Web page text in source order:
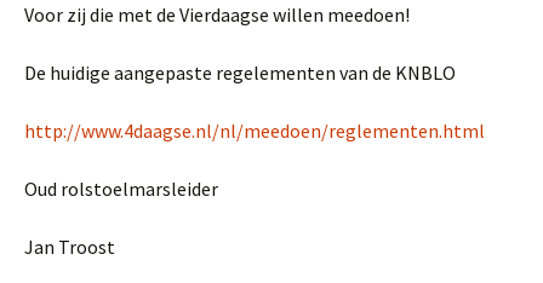
Voor zij die met de Vierdaagse willen meedoen!
De huidige aangepaste regelementen van de KNBLO
http://www.4daagse.nl/nl/meedoen/reglementen.html
Oud rolstoelmarsleider
Jan Troost